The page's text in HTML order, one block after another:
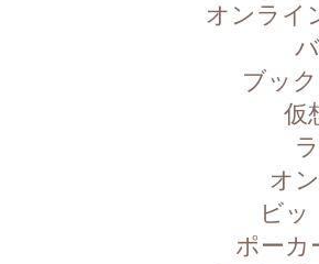
オンライ
ブッ
仮
オ
ビ
ポーカ